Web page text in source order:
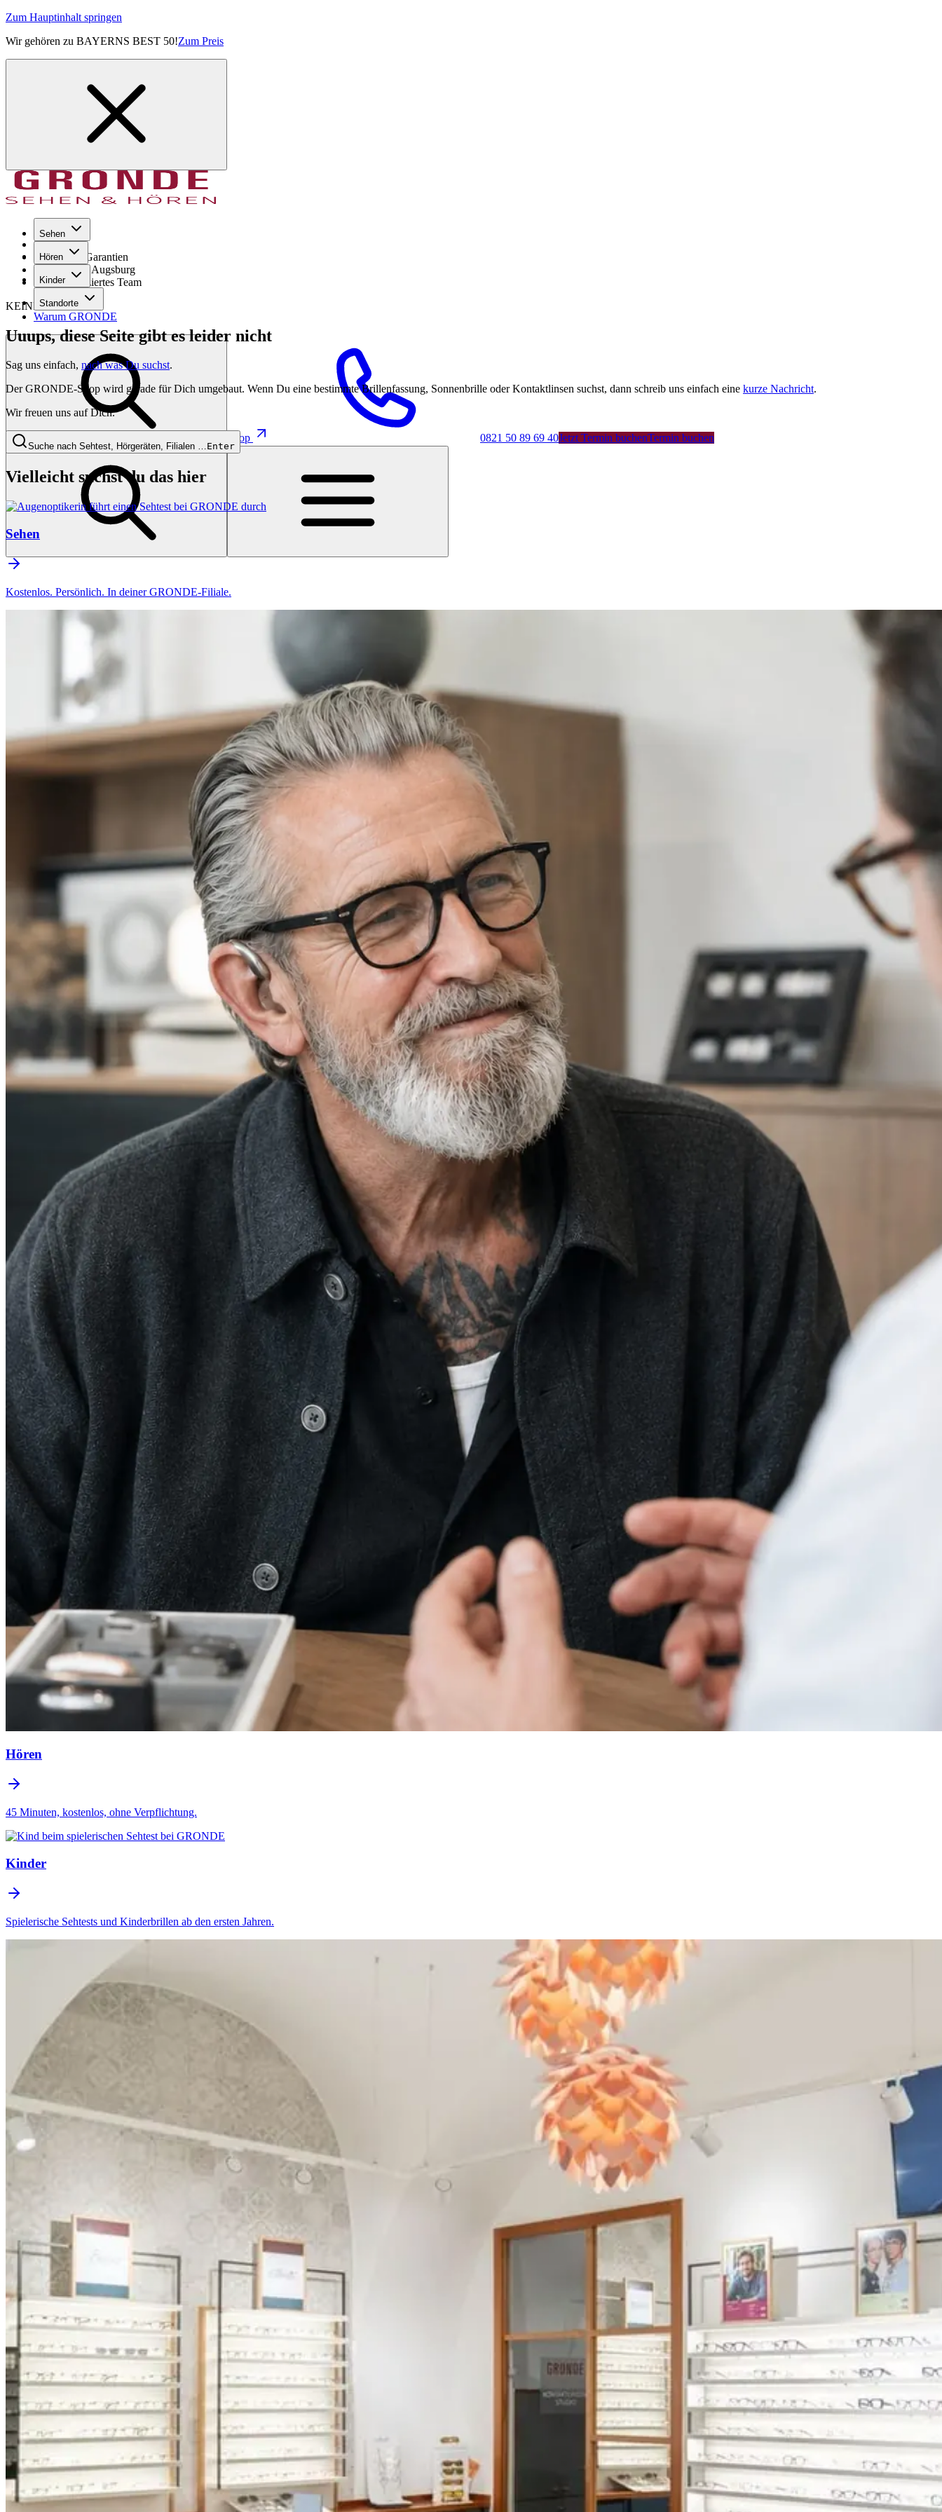
Zum Hauptinhalt springen
Wir gehören zu BAYERNS BEST 50!Zum Preis
Sehen
Hören
Kinder
Standorte
Warum GRONDE
Shop 0821 50 89 69 40Jetzt Termin buchenTermin buchen
Seit 1971
GRONDE Garantien
8× im Raum Augsburg
Hochqualifiziertes Team
KEINE SORGE!
Uuups, diese Seite gibt es leider nicht
Sag uns einfach, nach was Du suchst.
Der GRONDE-Shop wird gerade für Dich umgebaut. Wenn Du eine bestimmte Brillenfassung, Sonnenbrille oder Kontaktlinsen suchst, dann schreib uns einfach eine kurze Nachricht.
Wir freuen uns auf Dich.
Suche nach Sehtest, Hörgeräten, Filialen …Enter
Vielleicht suchst du das hier
Sehen
Kostenlos. Persönlich. In deiner GRONDE-Filiale.
Hören
45 Minuten, kostenlos, ohne Verpflichtung.
Kinder
Spielerische Sehtests und Kinderbrillen ab den ersten Jahren.